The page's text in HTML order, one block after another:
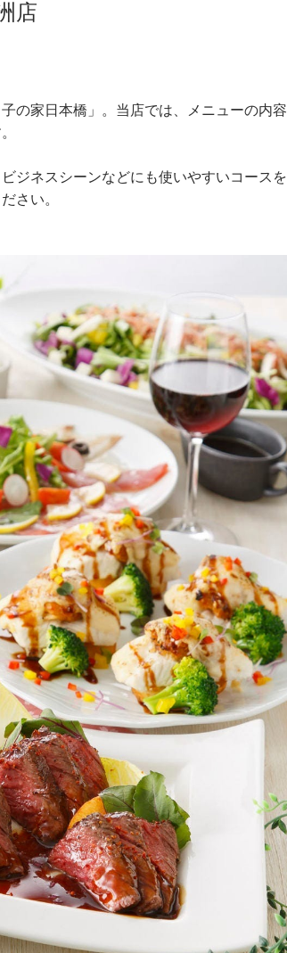
店
の家日本橋」。当店では、メニューの内容
ジネスシーンなどにも使いやすいコースを
さい。